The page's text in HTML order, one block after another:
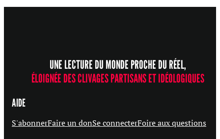
UNE LECTURE DU MONDE PROCHE DU RÉEL,
ÉLOIGNÉE DES CLIVAGES PARTISANS ET IDÉOLOGIQUES
AIDE
S'abonnerFaire un donSe connecterFoire aux questions